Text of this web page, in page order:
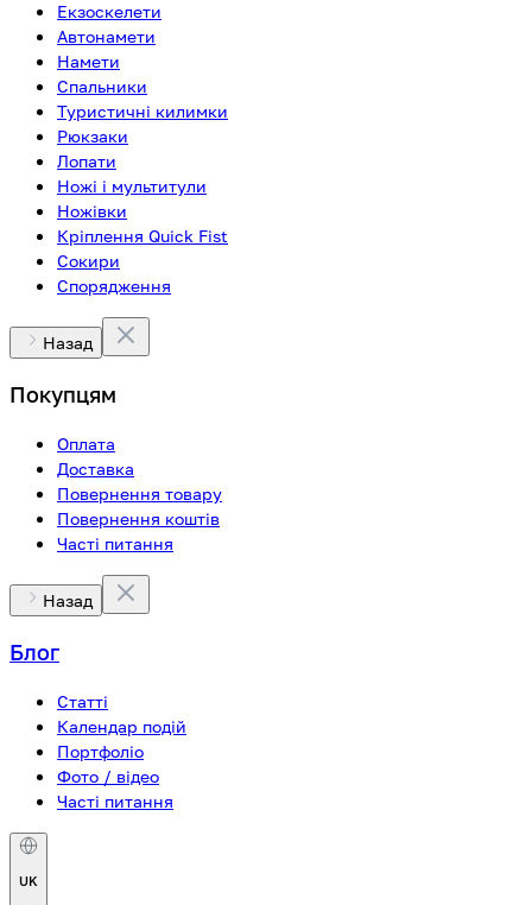
Екзоскелети
Автонамети
Намети
Спальники
Туристичні килимки
Рюкзаки
Лопати
Ножі і мультитули
Ножівки
Кріплення Quick Fist
Сокири
Спорядження
Назад
Покупцям
Оплата
Доставка
Повернення товару
Повернення коштів
Часті питання
Назад
Блог
Статті
Календар подій
Портфоліо
Фото / відео
Часті питання
UK